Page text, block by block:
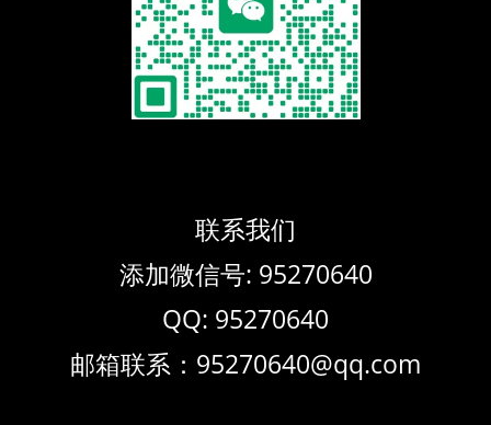
联系我们
添加微信号: 95270640
QQ: 95270640
邮箱联系：95270640@qq.com